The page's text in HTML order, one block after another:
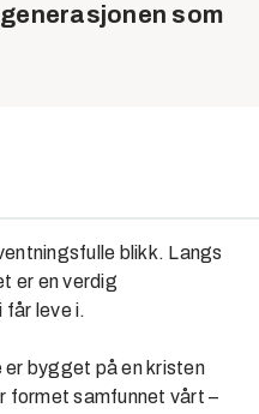
som
blikk. Langs
er en verdig
får leve i.
bygget på en kristen
formet samfunnet vårt –